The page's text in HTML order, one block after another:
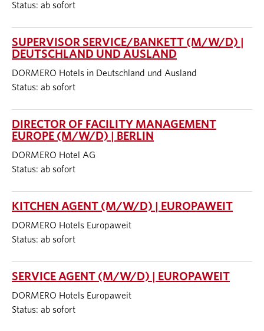
Status: ab sofort
SUPERVISOR SERVICE/BANKETT (M/W/D) |
DEUTSCHLAND UND AUSLAND
DORMERO Hotels in Deutschland und Ausland
Status: ab sofort
DIRECTOR OF FACILITY MANAGEMENT
EUROPE (M/W/D) | BERLIN
DORMERO Hotel AG
Status: ab sofort
KITCHEN AGENT (M/W/D) | EUROPAWEIT
DORMERO Hotels Europaweit
Status: ab sofort
SERVICE AGENT (M/W/D) | EUROPAWEIT
DORMERO Hotels Europaweit
Status: ab sofort